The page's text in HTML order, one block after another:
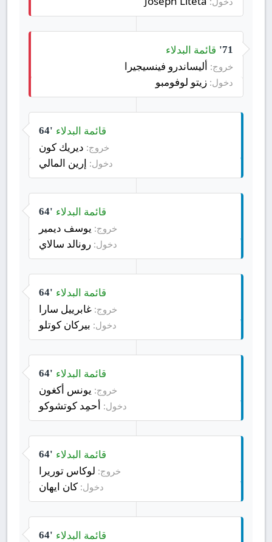
71' قائمة البدلاء
خروج: أليساندرو فينسيجيرا
دخول: زيتو لوفومبو
64' قائمة البدلاء
خروج: ديريك كون
دخول: إرين المالي
64' قائمة البدلاء
خروج: يوسف ديمير
دخول: رونالد سالاي
64' قائمة البدلاء
خروج: غابرييل سارا
دخول: بيركان كوتلو
64' قائمة البدلاء
خروج: يونس أكغون
دخول: أحمِد كوتشوكو
64' قائمة البدلاء
خروج: لوكاس توريرا
دخول: كان ايهان
64' قائمة البدلاء